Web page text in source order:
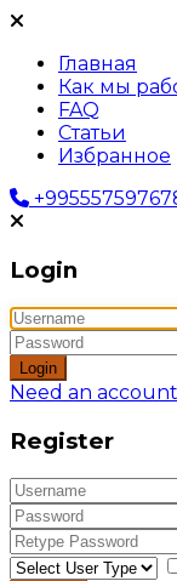
Главная
Как мы
FAQ
Статьи
Избранное
Login
Login
Need an
Register